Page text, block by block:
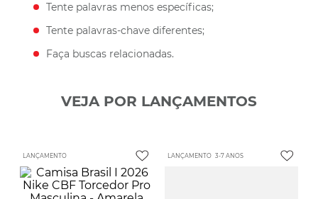
Tente palavras menos específicas;
Tente palavras-chave diferentes;
Faça buscas relacionadas.
VEJA POR LANÇAMENTOS
LANÇAMENTO LANÇAMENTO 3-7 ANOS